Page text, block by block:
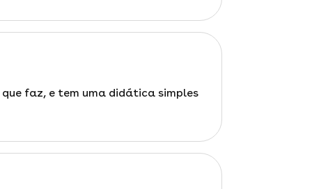
faz, e tem uma didática simples